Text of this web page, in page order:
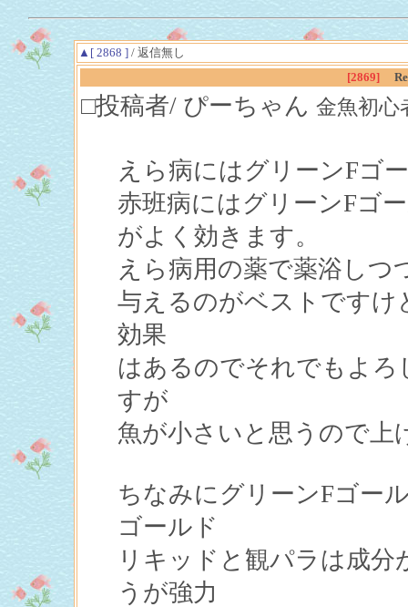
▲[ 2868 ]/ 返信無し
[2869]
□投稿者/ ぴーちゃん 金魚初心
えら病にはグリーンFゴ
赤班病にはグリーンFゴ
がよく効きます。
えら病用の薬で薬浴しつ
与えるのがベストですけ
効果
はあるのでそれでもよろ
すが
魚が小さいと思うので上
ちなみにグリーンFゴー
ゴールド
リキッドと観パラは成
うが強力